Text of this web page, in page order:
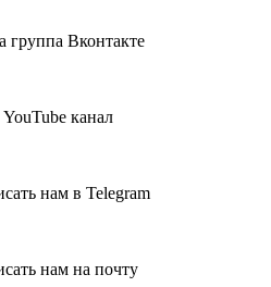
группа Вконтакте
канал
нам в Telegram
нам на почту